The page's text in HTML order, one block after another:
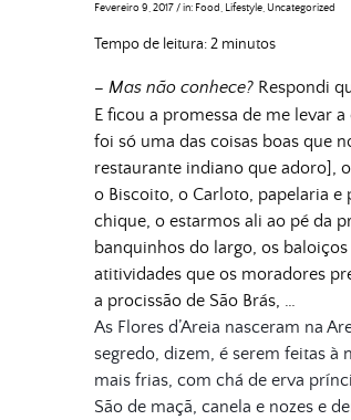
Fevereiro 9, 2017/in: Food Lifestyle, Uncategorized
Tempo de leitura:2 minutos
– Mas não conhece?Respondi
E ficou a promessa de me levar
foi só uma das coisas boas que
restaurante indiano que adoro],
o Biscoito, o Carloto, papelaria e
chique, o estarmos ali ao pé da
banquinhos do largo, os
atitividades que os moradores
a procissão de São Brás, …
As Flores d’Areia nasceram na
segredo, dizem, é serem feitas à
mais frias, com chá de erva
São de maçã, canela e nozes e